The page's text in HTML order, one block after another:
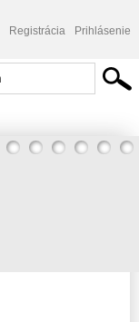
Registrácia Prihlásenie